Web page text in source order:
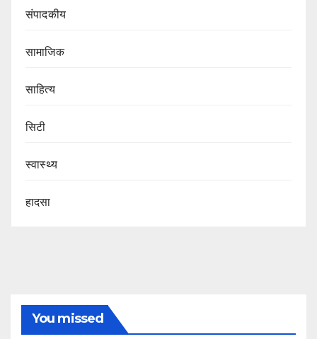
संपादकीय
सामाजिक
साहित्य
सिटी
स्वास्थ्य
हादसा
You missed